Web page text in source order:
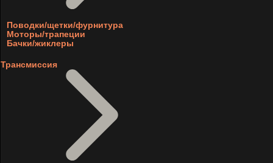
Поводки/щетки/фурнитура
Моторы/трапеции
Бачки/жиклеры
Трансмиссия